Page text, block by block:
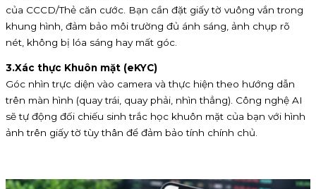
của CCCD/Thẻ căn cước. Bạn cần đặt giấy tờ vuông vắn trong
khung hình, đảm bảo môi trường đủ ánh sáng, ảnh chụp rõ
nét, không bị lóa sáng hay mất góc.
3.Xác thực Khuôn mặt (eKYC)
Góc nhìn trực diện vào camera và thực hiện theo hướng dẫn
trên màn hình (quay trái, quay phải, nhìn thẳng). Công nghệ AI
sẽ tự động đối chiếu sinh trắc học khuôn mặt của bạn với hình
ảnh trên giấy tờ tùy thân để đảm bảo tính chính chủ.